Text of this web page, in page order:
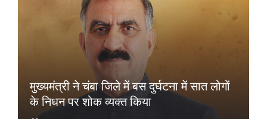
मुख्यमंत्री ने चंबा जिले में बस दुर्घटना में सात लोगों
के निधन पर शोक व्यक्त किया